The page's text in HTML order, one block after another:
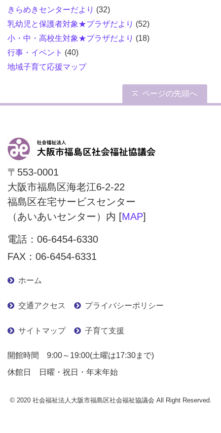
きらめきセンターだより (32)
乳幼児と保護者対象★プラザだより (52)
小・中・高校生対象★プラザだより (18)
行事・イベント (40)
地域子育て応援マップ
ページの先頭へ
〒553-0001
大阪市福島区海老江6-2-22
福島区在宅サービスセンター
（あいあいセンター）内 [MAP]
電話： 06-6454-6330
FAX：06-6454-6331
ホーム
交通アクセス プライバシーポリシー
サイトマップ 子育て支援
開館時間 9:00～19:00(土曜は17:30まで)
休館日 日曜・祝日・年末年始
© 2020 社会福祉法人大阪市福島区社会福祉協議会 All Right Reserved.